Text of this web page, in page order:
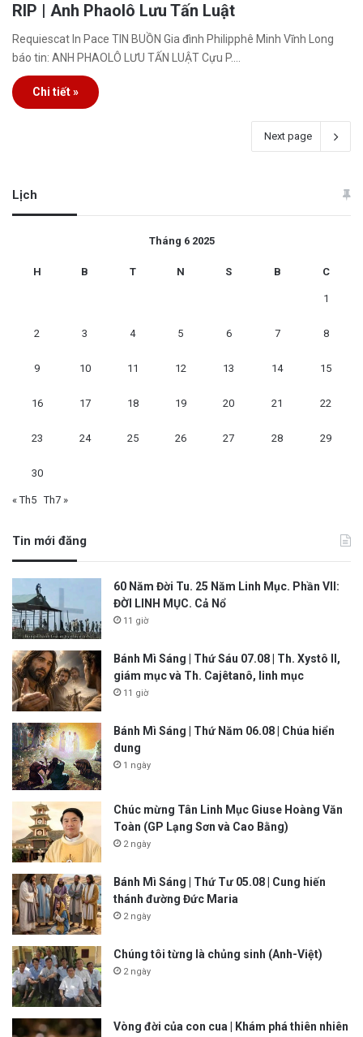
RIP | Anh Phaolô Lưu Tấn Luật
Requiescat In Pace TIN BUỒN Gia đình Philipphê Minh Vĩnh Long
báo tin: ANH PHAOLÔ LƯU TẤN LUẬT Cựu P.…
Chi tiết »
Next page
Lịch
Tháng 6 2025
H B T N S B C
1
2 3 4 5 6 7 8
9 10 11 12 13 14 15
16 17 18 19 20 21 22
23 24 25 26 27 28 29
30
« Th5 Th7 »
Tin mới đăng
60 Năm Đời Tu. 25 Năm Linh Mục. Phần VII:
ĐỜI LINH MỤC. Cả Nổ
11 giờ
Bánh Mì Sáng | Thứ Sáu 07.08 | Th. Xystô II,
giám mục và Th. Cajêtanô, linh mục
11 giờ
Bánh Mì Sáng | Thứ Năm 06.08 | Chúa hiển
dung
1 ngày
Chúc mừng Tân Linh Mục Giuse Hoàng Văn
Toàn (GP Lạng Sơn và Cao Bằng)
2 ngày
Bánh Mì Sáng | Thứ Tư 05.08 | Cung hiến
thánh đường Đức Maria
2 ngày
Chúng tôi từng là chủng sinh (Anh-Việt)
2 ngày
Vòng đời của con cua | Khám phá thiên nhiên